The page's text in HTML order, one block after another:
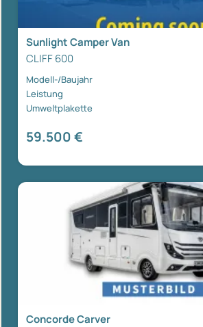
Sunlight Camper Van
CLIFF 600
Modell-/Baujahr
Leistung
Umweltplakette
59.500 €
Concorde Carver